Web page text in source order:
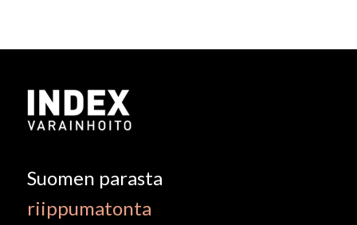
Suomen parasta
riippumatonta